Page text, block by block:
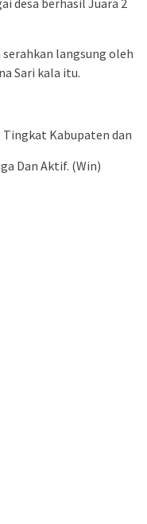
desa berhasil Juara 2
serahkan langsung oleh
Sari kala itu.
Tingkat Kabupaten dan
Dan Aktif. (Win)